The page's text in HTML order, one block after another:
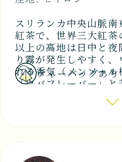
スリランカ中央山脈南
紅茶で、世界三大紅
以上の高地は日中と夜
り霧が発生しやすく
れる香気（メンソール
「ウバフレーバー」と
れて高値が付けられる
ストレートティーでは
の輪）を楽しめます
すすめ。
ティーバッグあり